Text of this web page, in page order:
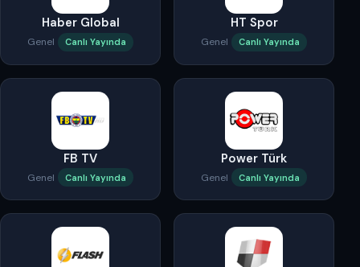
Haber Global
Genel Canlı Yayında
HT Spor
Genel Canlı Yayında
FB TV
Genel Canlı Yayında
Power Türk
Genel Canlı Yayında